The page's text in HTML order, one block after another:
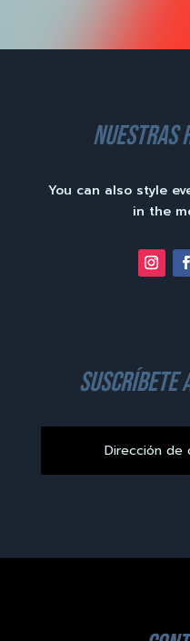
nuestras
You can also style
in the
suscríbete